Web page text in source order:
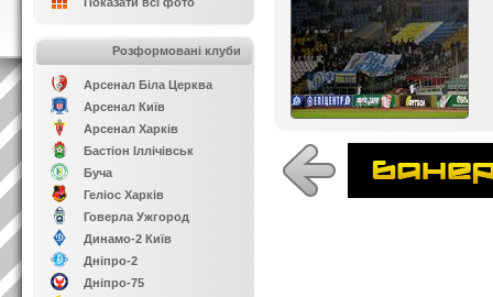
Розформовані клуби
Арсенал Біла Церква
Арсенал Київ
Арсенал Харків
Бастіон Іллічівськ
Буча
Геліос Харків
Говерла Ужгород
Динамо-2 Київ
Дніпро-2
Дніпро-75